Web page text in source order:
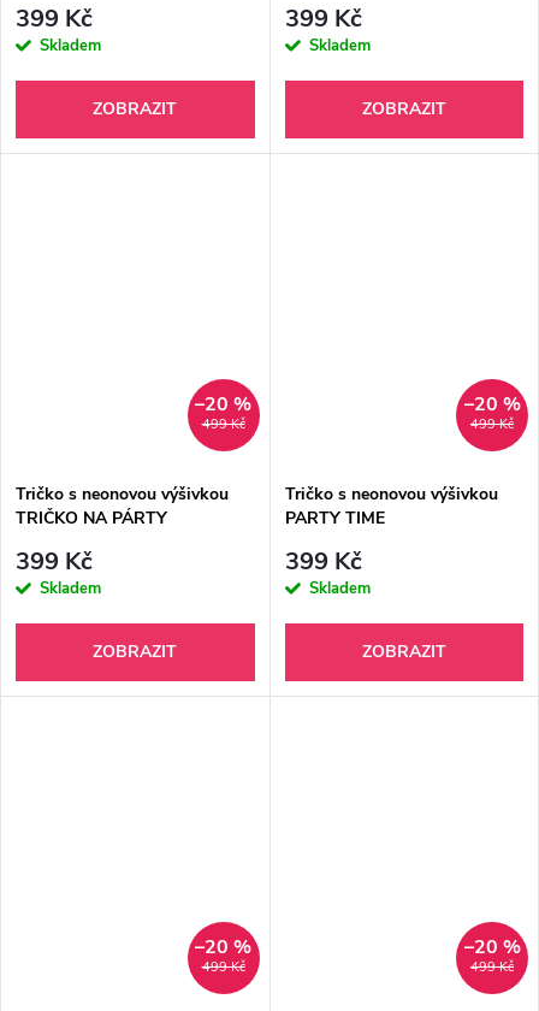
399 Kč
Skladem
ZOBRAZIT
399 Kč
Skladem
ZOBRAZIT
499 Kč
–20 %
Tričko s neonovou výšivkou
TRIČKO NA PÁRTY
399 Kč
Skladem
ZOBRAZIT
499 Kč
–20 %
Tričko s neonovou výšivkou
PARTY TIME
399 Kč
Skladem
ZOBRAZIT
499 Kč
–20 %
499 Kč
–20 %